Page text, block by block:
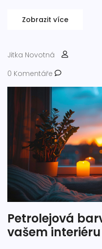
dosažení nejlepších
Zobrazit více
Jitka Novotná
0 Komentáře
Petrolejová
vašem interiéru